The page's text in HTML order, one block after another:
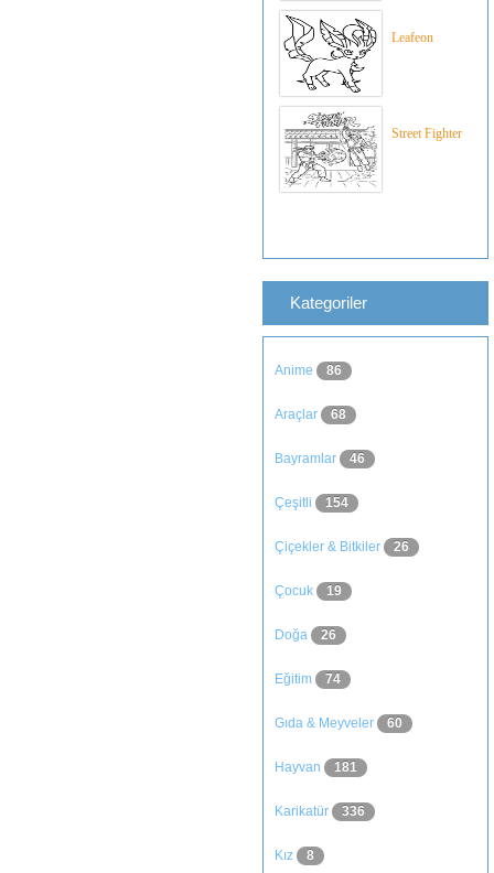
Leafeon
Street Fighter
Kategoriler
Anime 86
Araçlar 68
Bayramlar 46
Çeşitli 154
Çiçekler & Bitkiler 26
Çocuk 19
Doğa 26
Eğitim 74
Gıda & Meyveler 60
Hayvan 181
Karikatür 336
Kız 8